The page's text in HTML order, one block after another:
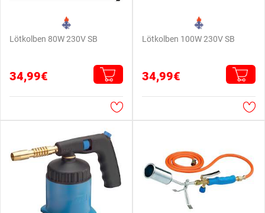
Lötkolben 80W 230V SB
34,99€
Lötkolben 100W 230V SB
34,99€